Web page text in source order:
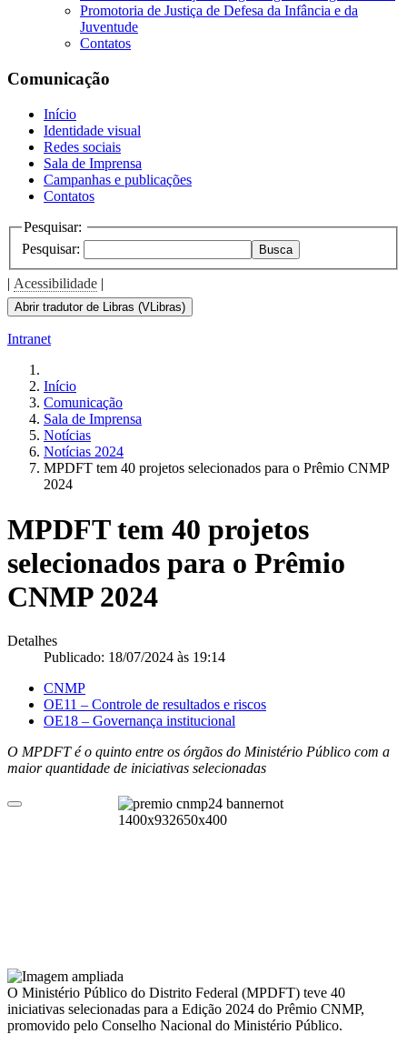
Promotoria de Justiça de Defesa da Infância e da
Juventude
Contatos
Comunicação
Início
Identidade visual
Redes sociais
Sala de Imprensa
Campanhas e publicações
Contatos
Pesquisar:
Pesquisar:
Busca
| Acessibilidade |
Abrir tradutor de Libras (VLibras)
Intranet
Início
Comunicação
Sala de Imprensa
Notícias
Notícias 2024
MPDFT tem 40 projetos selecionados para o Prêmio CNMP
2024
MPDFT tem 40 projetos
selecionados para o Prêmio
CNMP 2024
Detalhes
Publicado: 18/07/2024 às 19:14
CNMP
OE11 – Controle de resultados e riscos
OE18 – Governança institucional
O MPDFT é o quinto entre os órgãos do Ministério Público com a
maior quantidade de iniciativas selecionadas
O Ministério Público do Distrito Federal (MPDFT) teve 40
iniciativas selecionadas para a Edição 2024 do Prêmio CNMP,
promovido pelo Conselho Nacional do Ministério Público.